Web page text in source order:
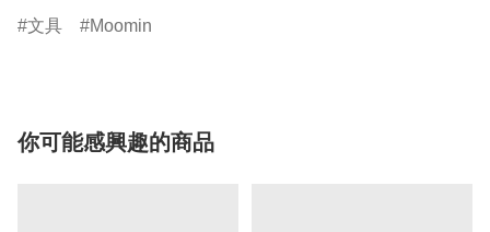
文具 Moomin
你可能感興趣的商品